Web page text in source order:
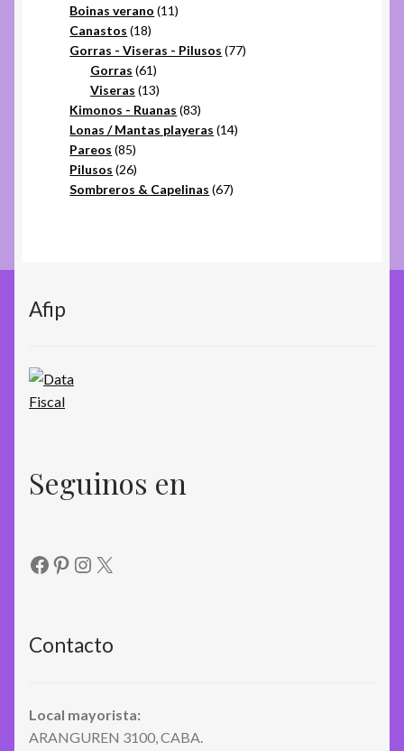
productos
Boinas verano 1111
Canastos 1818
productos
Gorras - Viseras - Pilusos 7777
Gorras 6161
productos
Viseras 1313
productos
Kimonos - Ruanas 8383
productos
Lonas / Mantas playeras 1414
Pareos 8585
productos
Pilusos 2626
productos
Sombreros & Capelinas 6767
Afip
Seguinos en
Facebook
Pinterest
Instagram
X
Contacto
Local mayorista:
ARANGUREN 3100, CABA.